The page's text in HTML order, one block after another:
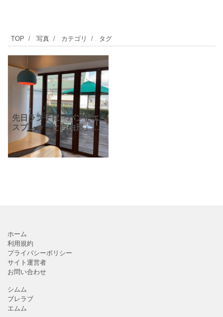
TOP 写真 カテゴリ タグ
先日ランチに「パンとエ
スプレッソと自由形」に
行ってきました。自由が
丘正面口から徒歩5分、都
市型商業施設「Luz自由
ホーム
利用規約
プライバシーポリシー
サイト運営者
お問い合わせ
シムム
ブレラブ
エムム